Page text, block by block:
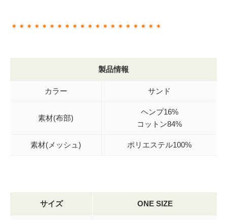
＊＊＊＊＊＊＊＊＊＊＊＊＊＊＊＊＊＊＊＊
製品情報
カラー サンド
素材(布部)
ヘンプ16%
コットン84%
素材(メッシュ) ポリエステル100%
サイズ ONE SIZE